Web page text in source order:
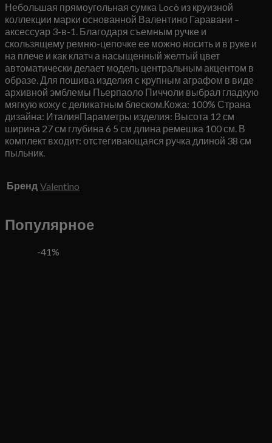
Небольшая прямоугольная сумка Locò из круизной
коллекции марки основанной Валентино Гаравани –
аксессуар 3-в-1. Благодаря съемным ручке и
скользящему ремню-цепочке ее можно носить и в руке и
на плече и как клатч а насыщенный желтый цвет
автоматически делает модель центральным акцентом в
образе. Для пошива изделия с крупным аграфом в виде
архивной эмблемы Пьерпаоло Пиччоли выбрал гладкую
мягкую кожу с деликатным блеском.Кожа: 100% Страна
дизайна: ИталияПараметры изделия: Высота 12 см
ширина 27 см глубина 6 5 см длина ремешка 100 см. В
комплект входит: отстегивающаяся ручка длиной 38 см
пыльник.
Бренд Valentino
Популярное
-41%